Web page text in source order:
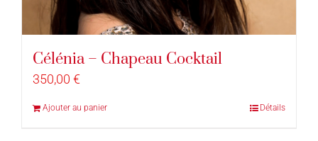
Célénia – Chapeau Cocktail
350,00 €
Ajouter au panier Détails